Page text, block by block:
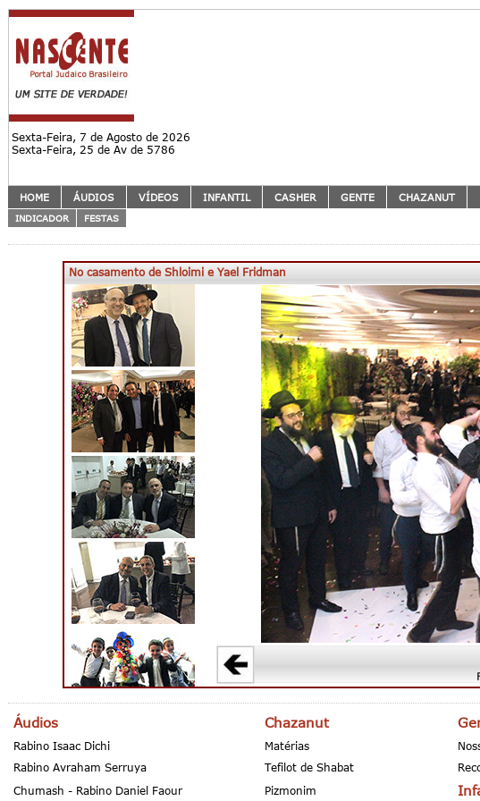
Sexta-Feira, 7 de Agosto de 2026
Sexta-Feira, 25 de Av de 5786
HOME ÁUDIOS VÍDEOS INFANTIL CASHER GENTE CHAZANUT
INDICADOR FESTAS
Áudios Chazanut
Rabino Isaac Dichi Matérias
Rabino Avraham Serruya
Tefilot de Shabat
Chumash - Rabino Daniel Faour
Pizmonim